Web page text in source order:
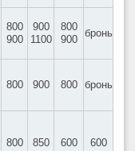
800
900
900
1100
800
900
бронь
800 900 800 бронь
800 850 600 600